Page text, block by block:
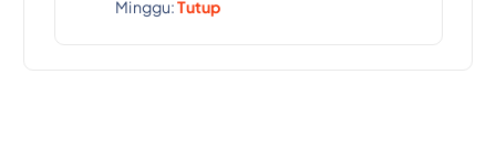
Minggu:Tutup